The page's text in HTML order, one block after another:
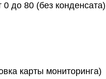
0 до 80 (без конденсата)
карты мониторинга)